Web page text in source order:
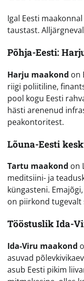
Igal Eesti
taustast.
Põhja-Eesti:
Harju maakond on
riigi poliitiline,
pool kogu Eesti
hästi arenenud
peakontoritest.
Lõuna-Eesti
Tartu maakond on
meditsiini- ja
küngasteni.
on piirkond
Tööstuslik Ida-
Ida-Viru maakond
asuvad
asub Eesti pikim